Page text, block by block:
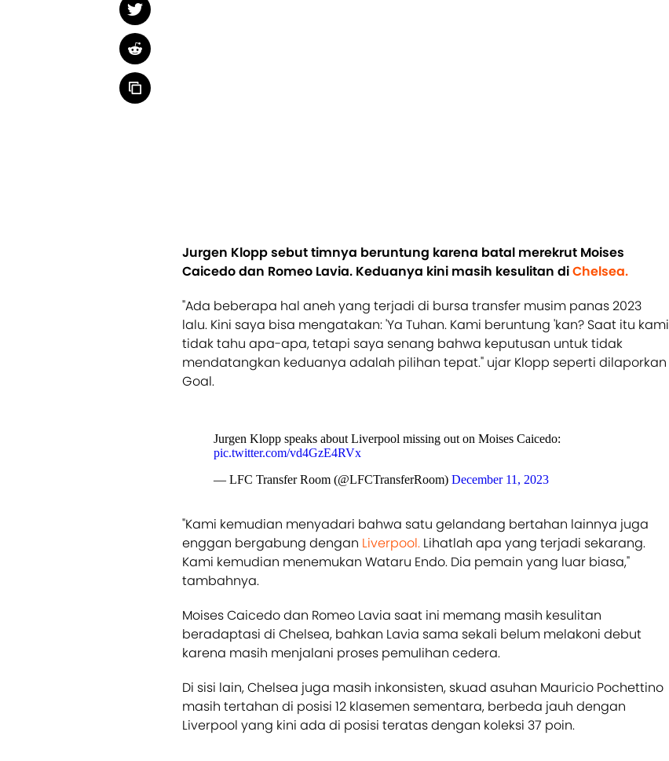
Jurgen Klopp sebut timnya beruntung karena batal merekrut Moises
Caicedo dan Romeo Lavia. Keduanya kini masih kesulitan diChelsea.
"Ada beberapa hal aneh yang terjadi di bursa transfer musim panas 2023
lalu. Kini saya bisa mengatakan: 'Ya Tuhan. Kami beruntung 'kan? Saat itu kami
tidak tahu apa-apa, tetapi saya senang bahwa keputusan untuk tidak
mendatangkan keduanya adalah pilihan tepat." ujar Klopp seperti dilaporkan
Goal.
Jurgen Klopp speaks about Liverpool missing out on Moises Caicedo:
pic.twitter.com/vd4GzE4RVx
— LFC Transfer Room (@LFCTransferRoom) December 11, 2023
"Kami kemudian menyadari bahwa satu gelandang bertahan lainnya juga
enggan bergabung dengan Liverpool. Lihatlah apa yang terjadi sekarang.
Kami kemudian menemukan Wataru Endo. Dia pemain yang luar biasa,"
tambahnya.
Moises Caicedo dan Romeo Lavia saat ini memang masih kesulitan
beradaptasi di Chelsea, bahkan Lavia sama sekali belum melakoni debut
karena masih menjalani proses pemulihan cedera.
Di sisi lain, Chelsea juga masih inkonsisten, skuad asuhan Mauricio Pochettino
masih tertahan di posisi 12 klasemen sementara, berbeda jauh dengan
Liverpool yang kini ada di posisi teratas dengan koleksi 37 poin.